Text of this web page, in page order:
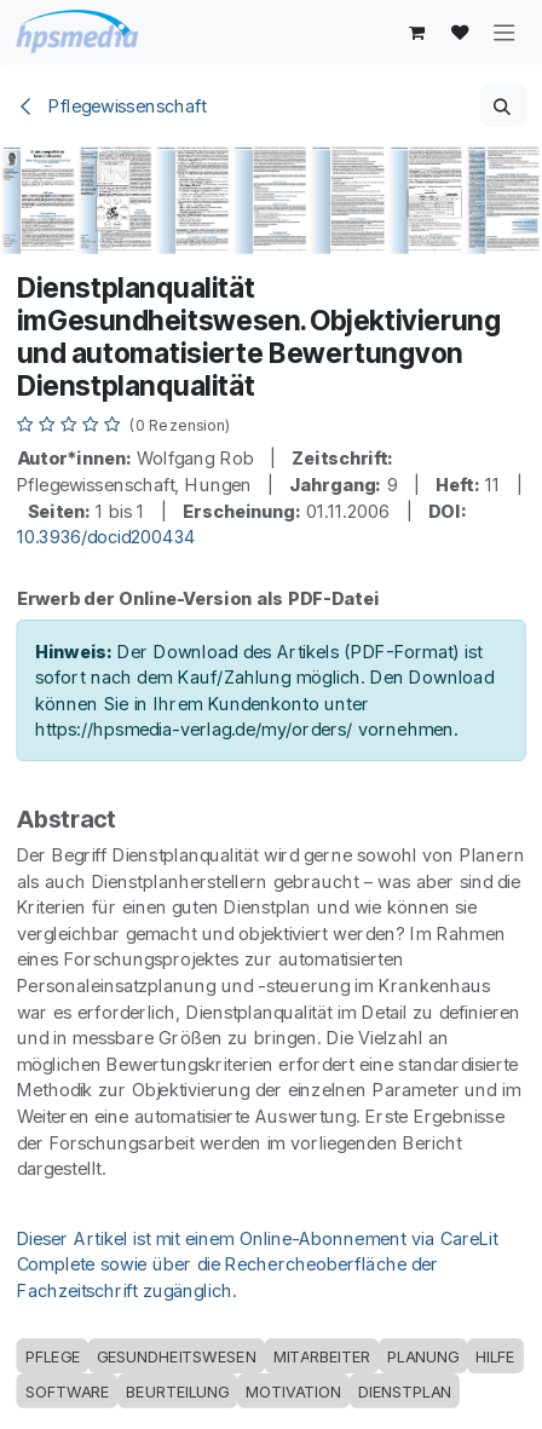
Zum Inhalt springen
Pflegewissenschaft
Dienstplanqualität
imGesundheitswesen.Objektivierung
und automatisierte Bewertungvon
Dienstplanqualität
(0 Rezension)
Autor*innen: Wolfgang Rob | Zeitschrift:
Pflegewissenschaft, Hungen | Jahrgang: 9 | Heft: 11 |
Seiten: 1 bis 1 | Erscheinung: 01.11.2006 | DOI:
10.3936/docid200434
Erwerb der Online-Version als PDF-Datei
Hinweis: Der Download des Artikels (PDF-Format) ist
sofort nach dem Kauf/Zahlung möglich. Den Download
können Sie in Ihrem Kundenkonto unter
https://hpsmedia-verlag.de/my/orders/ vornehmen.
Abstract
Der Begriff Dienstplanqualität wird gerne sowohl von Planern
als auch Dienstplanherstellern gebraucht – was aber sind die
Kriterien für einen guten Dienstplan und wie können sie
vergleichbar gemacht und objektiviert werden? Im Rahmen
eines Forschungsprojektes zur automatisierten
Personaleinsatzplanung und -steuerung im Krankenhaus
war es erforderlich, Dienstplanqualität im Detail zu definieren
und in messbare Größen zu bringen. Die Vielzahl an
möglichen Bewertungskriterien erfordert eine standardisierte
Methodik zur Objektivierung der einzelnen Parameter und im
Weiteren eine automatisierte Auswertung. Erste Ergebnisse
der Forschungsarbeit werden im vorliegenden Bericht
dargestellt.
Dieser Artikel ist mit einem Online-Abonnement via CareLit
Complete sowie über die Rechercheoberfläche der
Fachzeitschrift zugänglich.
PFLEGE GESUNDHEITSWESEN MITARBEITER PLANUNG HILFE
SOFTWARE BEURTEILUNG MOTIVATION DIENSTPLAN